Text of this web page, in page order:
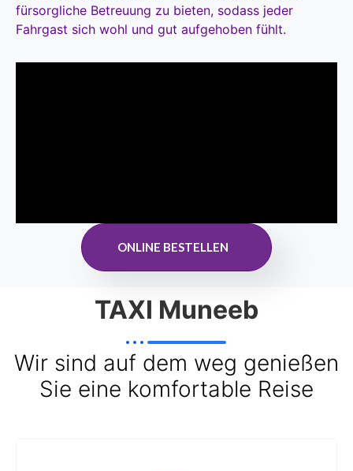
fürsorgliche Betreuung zu bieten, sodass jeder
Fahrgast sich wohl und gut aufgehoben fühlt.
ONLINE BESTELLEN
TAXI Muneeb
Wir sind auf dem weg genießen
Sie eine komfortable Reise